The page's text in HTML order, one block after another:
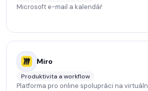
Microsoft e-mail a kalendář
Miro
Produktivita a workflow
Platforma pro online spolupráci na